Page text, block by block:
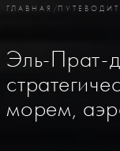
ГЛАВНАЯ /
Эль-Прат-
морем,